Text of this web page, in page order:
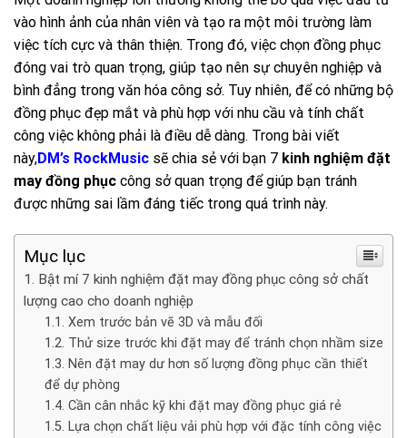
vào hình ảnh của nhân viên và tạo ra một môi trường làm
việc tích cực và thân thiện. Trong đó, việc chọn đồng phục
đóng vai trò quan trọng, giúp tạo nên sự chuyên nghiệp và
bình đẳng trong văn hóa công sở. Tuy nhiên, để có những bộ
đồng phục đẹp mắt và phù hợp với nhu cầu và tính chất
công việc không phải là điều dễ dàng. Trong bài viết
này,DM’s RockMusic sẽ chia sẻ với bạn 7 kinh nghiệm đặt
may đồng phục công sở quan trọng để giúp bạn tránh
được những sai lầm đáng tiếc trong quá trình này.
Mục lục
Bật mí 7 kinh nghiệm đặt may đồng phục công sở chất
lượng cao cho doanh nghiệp
Xem trước bản vẽ 3D và mẫu đối
Thử size trước khi đặt may để tránh chọn nhầm size
Nên đặt may dư hơn số lượng đồng phục cần thiết
để dự phòng
Cần cân nhắc kỹ khi đặt may đồng phục giá rẻ
Lựa chọn chất liệu vải phù hợp với đặc tính công việc